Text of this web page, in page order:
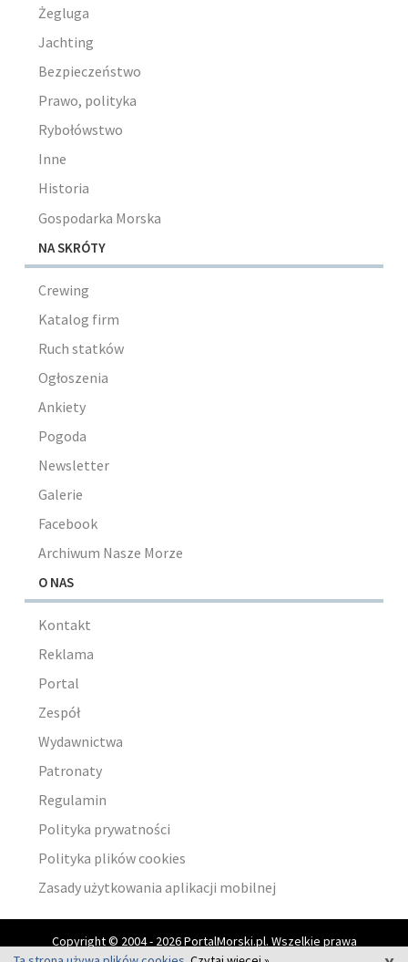
Żegluga
Jachting
Bezpieczeństwo
Prawo, polityka
Rybołówstwo
Inne
Historia
Gospodarka Morska
NA SKRÓTY
Crewing
Katalog firm
Ruch statków
Ogłoszenia
Ankiety
Pogoda
Newsletter
Galerie
Facebook
Archiwum Nasze Morze
O NAS
Kontakt
Reklama
Portal
Zespół
Wydawnictwa
Patronaty
Regulamin
Polityka prywatności
Polityka plików cookies
Zasady użytkowania aplikacji mobilnej
Copyright © 2004 - 2026 PortalMorski.pl. Wszelkie prawa
zastrzeżone.